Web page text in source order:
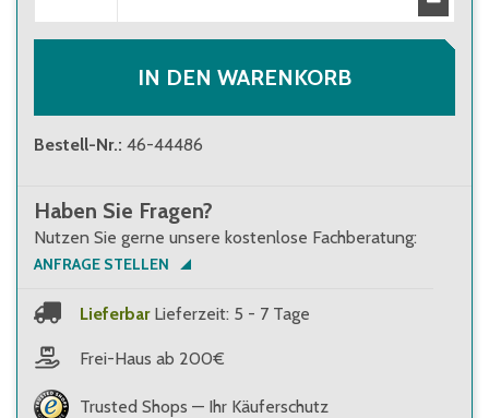
IN DEN WARENKORB
Bestell-Nr.: 46-44486
Haben Sie Fragen?
Nutzen Sie gerne unsere kostenlose Fachberatung:
ANFRAGE STELLEN
Lieferbar Lieferzeit: 5 - 7 Tage
Frei-Haus ab 200€
Trusted Shops — Ihr Käuferschutz